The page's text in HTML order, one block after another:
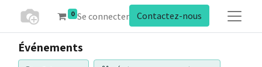
0 Se connecter Contactez-nous
Événements